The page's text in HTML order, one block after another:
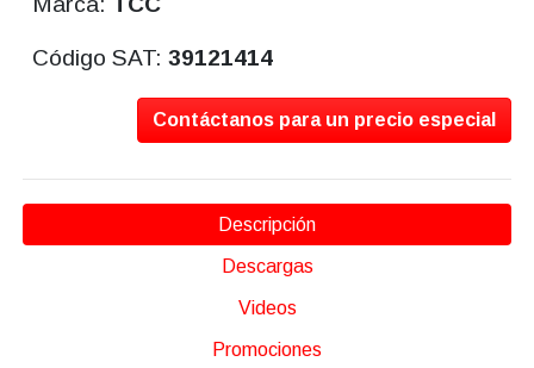
Código SAT:39121414
Contáctanos para un precio especial
Descripción
Descargas
Videos
Promociones